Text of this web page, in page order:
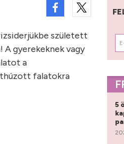
született
A gyerekeknek vagy
a
falatokra
5